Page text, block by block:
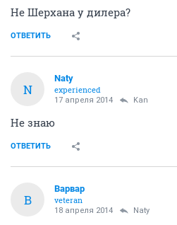
Не Шерхана у дилера?
ОТВЕТИТЬ
N
Naty
experienced
17 апреля 2014 Kan
Не знаю
ОТВЕТИТЬ
В
Варвар
veteran
18 апреля 2014 Naty